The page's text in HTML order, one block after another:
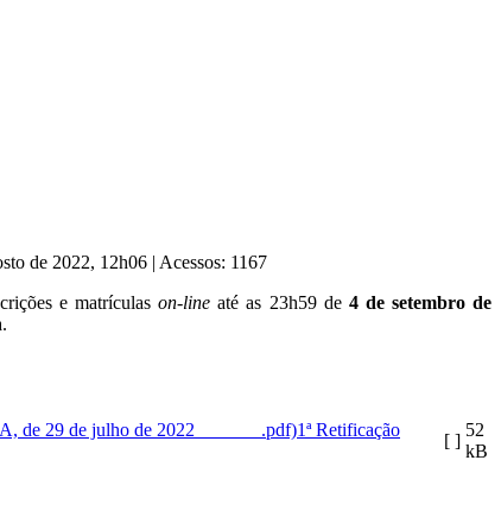
de 2022, 12h06 | Acessos: 1167
e matrículason-line até as 23h59 de 4 de setembro de
1ª Retificação
[ ]
52
kB